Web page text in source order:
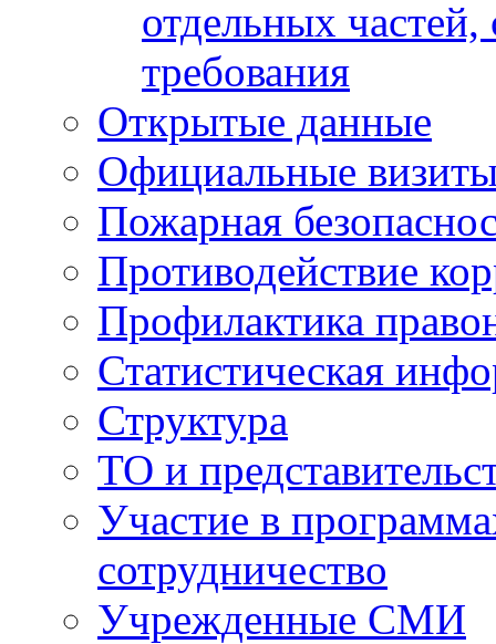
отдельных
требования
Открытые данные
Официальные
Пожарная
Противодействие
Профилактика
Статистическая
Структура
ТО и
Участие в
сотрудничество
Учрежденные СМИ